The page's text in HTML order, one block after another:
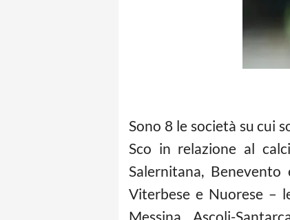
Sono 8 le società su cui
Sco in relazione al
Salernitana,
Viterbese e Nuorese –
Messina, Ascoli-